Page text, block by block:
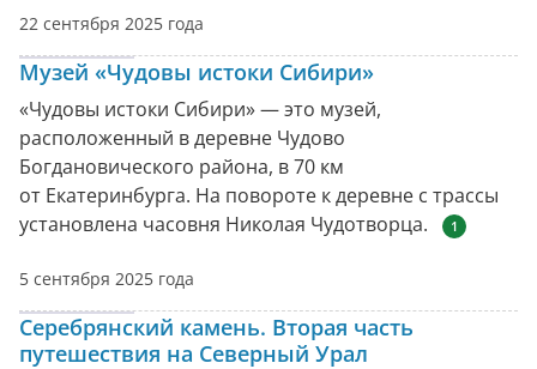
22 сентября 2025 года
Музей «Чудовы истоки Сибири»
«Чудовы истоки Сибири» — это музей,
расположенный в деревне Чудово
Богдановического района, в 70 км
от Екатеринбурга. На повороте к деревне с трассы
установлена часовня Николая Чудотворца.
1
5 сентября 2025 года
Серебрянский камень. Вторая часть
путешествия на Северный Урал